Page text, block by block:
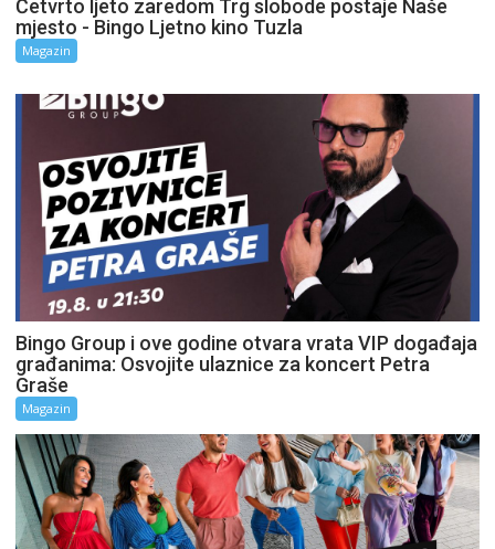
Četvrto ljeto zaredom Trg slobode postaje Naše
mjesto - Bingo Ljetno kino Tuzla
Magazin
Bingo Group i ove godine otvara vrata VIP događaja
građanima: Osvojite ulaznice za koncert Petra
Graše
Magazin